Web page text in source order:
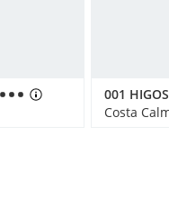
001
Costa